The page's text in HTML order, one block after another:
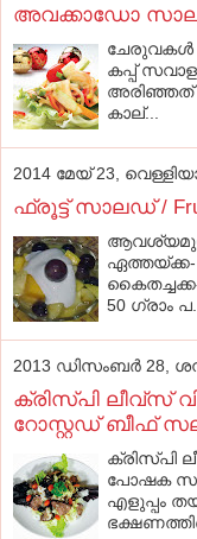
അവക്കാഡോ
ചേരുവകള്‍
കപ്പ്
അരിഞ്ഞത്
കാല്...
2014 മേയ് 23,
ഫ്രൂട്ട്‌ സാലഡ്‌ /
ഏത്തയ്‌ക്ക-
കൈതച്ചക്ക-
50 ഗ്രാം പ...
2013 ഡിസംബർ 28,
ക്രിസ്പി ലീവ്സ്
റോസ്റ്റഡ് ബീഫ്
ക്രിസ്പി
പോഷക
എളുപ്പം